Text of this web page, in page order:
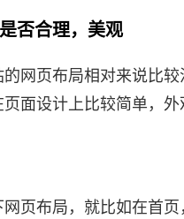
否合理，美观
网页布局相对来说比
面设计上比较简单，
页布局，就比如在首